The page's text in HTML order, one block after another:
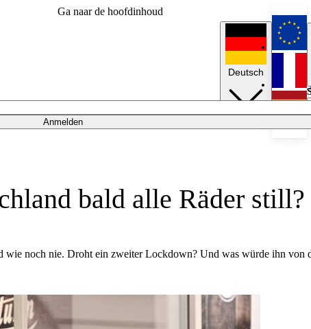
Ga naar de hoofdinhoud
Anmelden
Deutsch
bald alle Räder still?
noch nie. Droht ein zweiter Lockdown? Und was würde ihn von